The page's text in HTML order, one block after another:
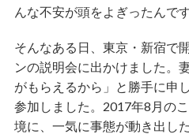
んな不安が頭をよぎったんです
そんなある日、東京・新宿で
ンの説明会に出かけました。
がもらえるから」と勝手に申
参加しました。2017年8月の
境に、一気に事態が動き出した